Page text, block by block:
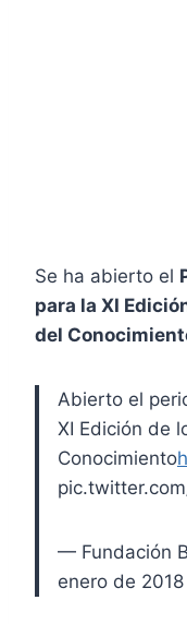
Se ha abierto el
para la XI
del
Abierto el
XI Edición de
Conocimiento
— Fundación
enero de 2018